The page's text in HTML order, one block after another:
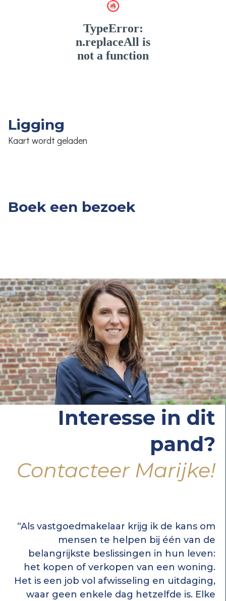
Ligging
Kaart wordt geladen
Boek een bezoek
Interesse in dit
pand?
Contacteer Marijke!
“Als vastgoedmakelaar krijg ik de kans om
mensen te helpen bij één van de
belangrijkste beslissingen in hun leven:
het kopen of verkopen van een woning.
Het is een job vol afwisseling en uitdaging,
waar geen enkele dag hetzelfde is. Elke